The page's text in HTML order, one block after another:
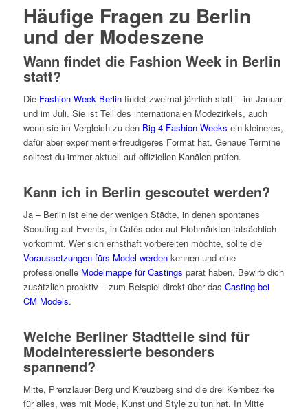
Häufige Fragen zu Berlin
und der Modeszene
Wann findet die Fashion Week in Berlin
statt?
Die Fashion Week Berlinfindet zweimal jährlich statt – im Januar
und im Juli. Sie ist Teil des internationalen Modezirkels, auch
wenn sie im Vergleich zu den Big 4 Fashion Weeks ein kleineres,
dafür aber experimentierfreudigeres Format hat. Genaue Termine
solltest du immer aktuell auf offiziellen Kanälen prüfen.
Kann ich in Berlin gescoutet werden?
Ja – Berlin ist eine der wenigen Städte, in denen spontanes
Scouting auf Events, in Cafés oder auf Flohmärkten tatsächlich
vorkommt. Wer sich ernsthaft vorbereiten möchte, sollte die
Voraussetzungen fürs Model werdenkennen und eine
professionelle Modelmappe für Castings parat haben. Bewirb dich
zusätzlich proaktiv – zum Beispiel direkt über das Casting bei
CM Models.
Welche Berliner Stadtteile sind für
Modeinteressierte besonders
spannend?
Mitte, Prenzlauer Berg und Kreuzberg sind die drei Kernbezirke
für alles, was mit Mode, Kunst und Style zu tun hat. In Mitte